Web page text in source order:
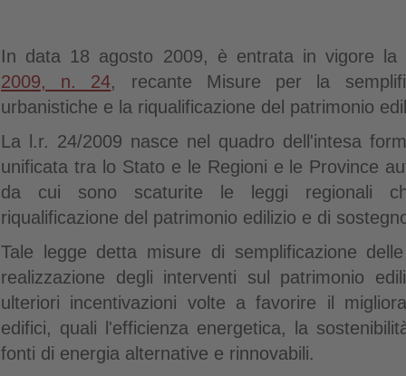
In data 18 agosto 2009, è entrata in vigore la
2009, n. 24, recante Misure per la
urbanistiche e la riqualificazione del patrimonio
La l.r. 24/2009 nasce nel quadro dell'intesa
unificata tra lo Stato e le Regioni e le Province
da cui sono scaturite le leggi regionali
riqualificazione del patrimonio edilizio e di
Tale legge detta misure di semplificazione
realizzazione degli interventi sul patrimonio
ulteriori incentivazioni volte a favorire il
edifici, quali l'efficienza energetica, la
fonti di energia alternative e rinnovabili.